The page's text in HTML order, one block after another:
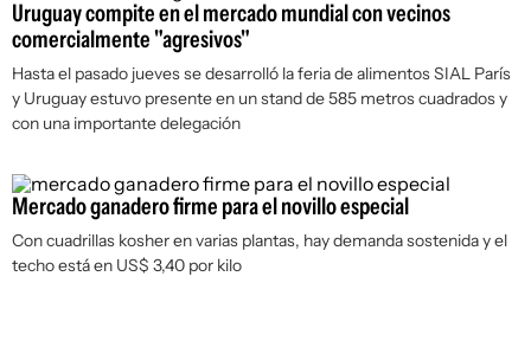
Uruguay compite en el mercado mundial con vecinos
comercialmente "agresivos"
Hasta el pasado jueves se desarrolló la feria de alimentos SIAL París
y Uruguay estuvo presente en un stand de 585 metros cuadrados y
con una importante delegación
Mercado ganadero firme para el novillo especial
Con cuadrillas kosher en varias plantas, hay demanda sostenida y el
techo está en US$ 3,40 por kilo